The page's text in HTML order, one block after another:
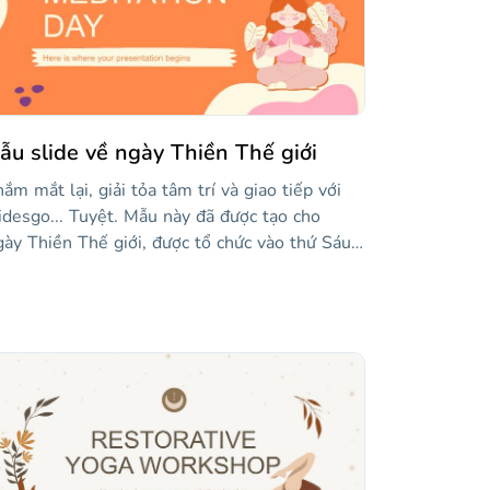
phong cách thoải mái và tự do như yoga
nó. Tải xuống ngay bây giờ và dựa trên
sống của bạn dựa trên câu thần chú OM.
slide về ngày Thiền Thế giới
mắt lại, giải tỏa tâm trí và giao tiếp với
Tuyệt. Mẫu này đã được tạo cho
Thiền Thế giới, được tổ chức vào thứ Sáu
Phông chữ được sử dụng cho các tiêu đề
có đường viền tròn, giúp ích rất nhiều! Một
bình tĩnh, hãy bắt đầu chỉnh sửa bố cục,
như các yếu tố có trong mỗi bố cục, để
sẻ bất cứ điều gì bạn muốn về thiền định.